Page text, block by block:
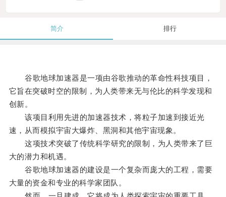
简介 排行
谷歌地球加速器是一项由谷歌推动的革命性科技项目，
它旨在突破时空的限制，为人类带来无与伦比的科学发现和
创新。
该项目利用先进的加速器技术，将粒子加速到接近光
速，从而模拟宇宙大爆炸、黑洞和其他宇宙现象。
这项技术突破了传统科学研究的限制，为人类带来了巨
大的潜力和机遇。
谷歌地球加速器的建设是一个复杂而庞大的工程，需要
大量的资金和专业的科学家团队。